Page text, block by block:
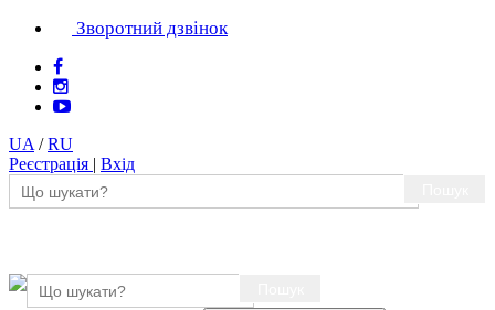
Зворотний дзвінок
UA /RU
Реєстрація | Вхід